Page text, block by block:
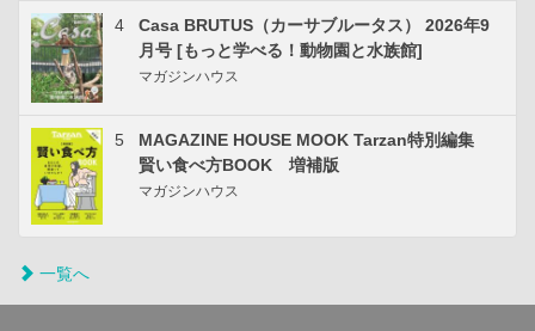
4
Casa BRUTUS（カーサブルータス） 2026年9
月号 [もっと学べる！動物園と水族館]
マガジンハウス
5
MAGAZINE HOUSE MOOK Tarzan特別編集
賢い食べ方BOOK 増補版
マガジンハウス
一覧へ